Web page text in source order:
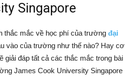
Singapore
thắc mắc về học phí của trường đại
vào của trường như thế nào? Hay cơ
đáp tất cả các thắc mắc trong bài
James Cook University Singapore